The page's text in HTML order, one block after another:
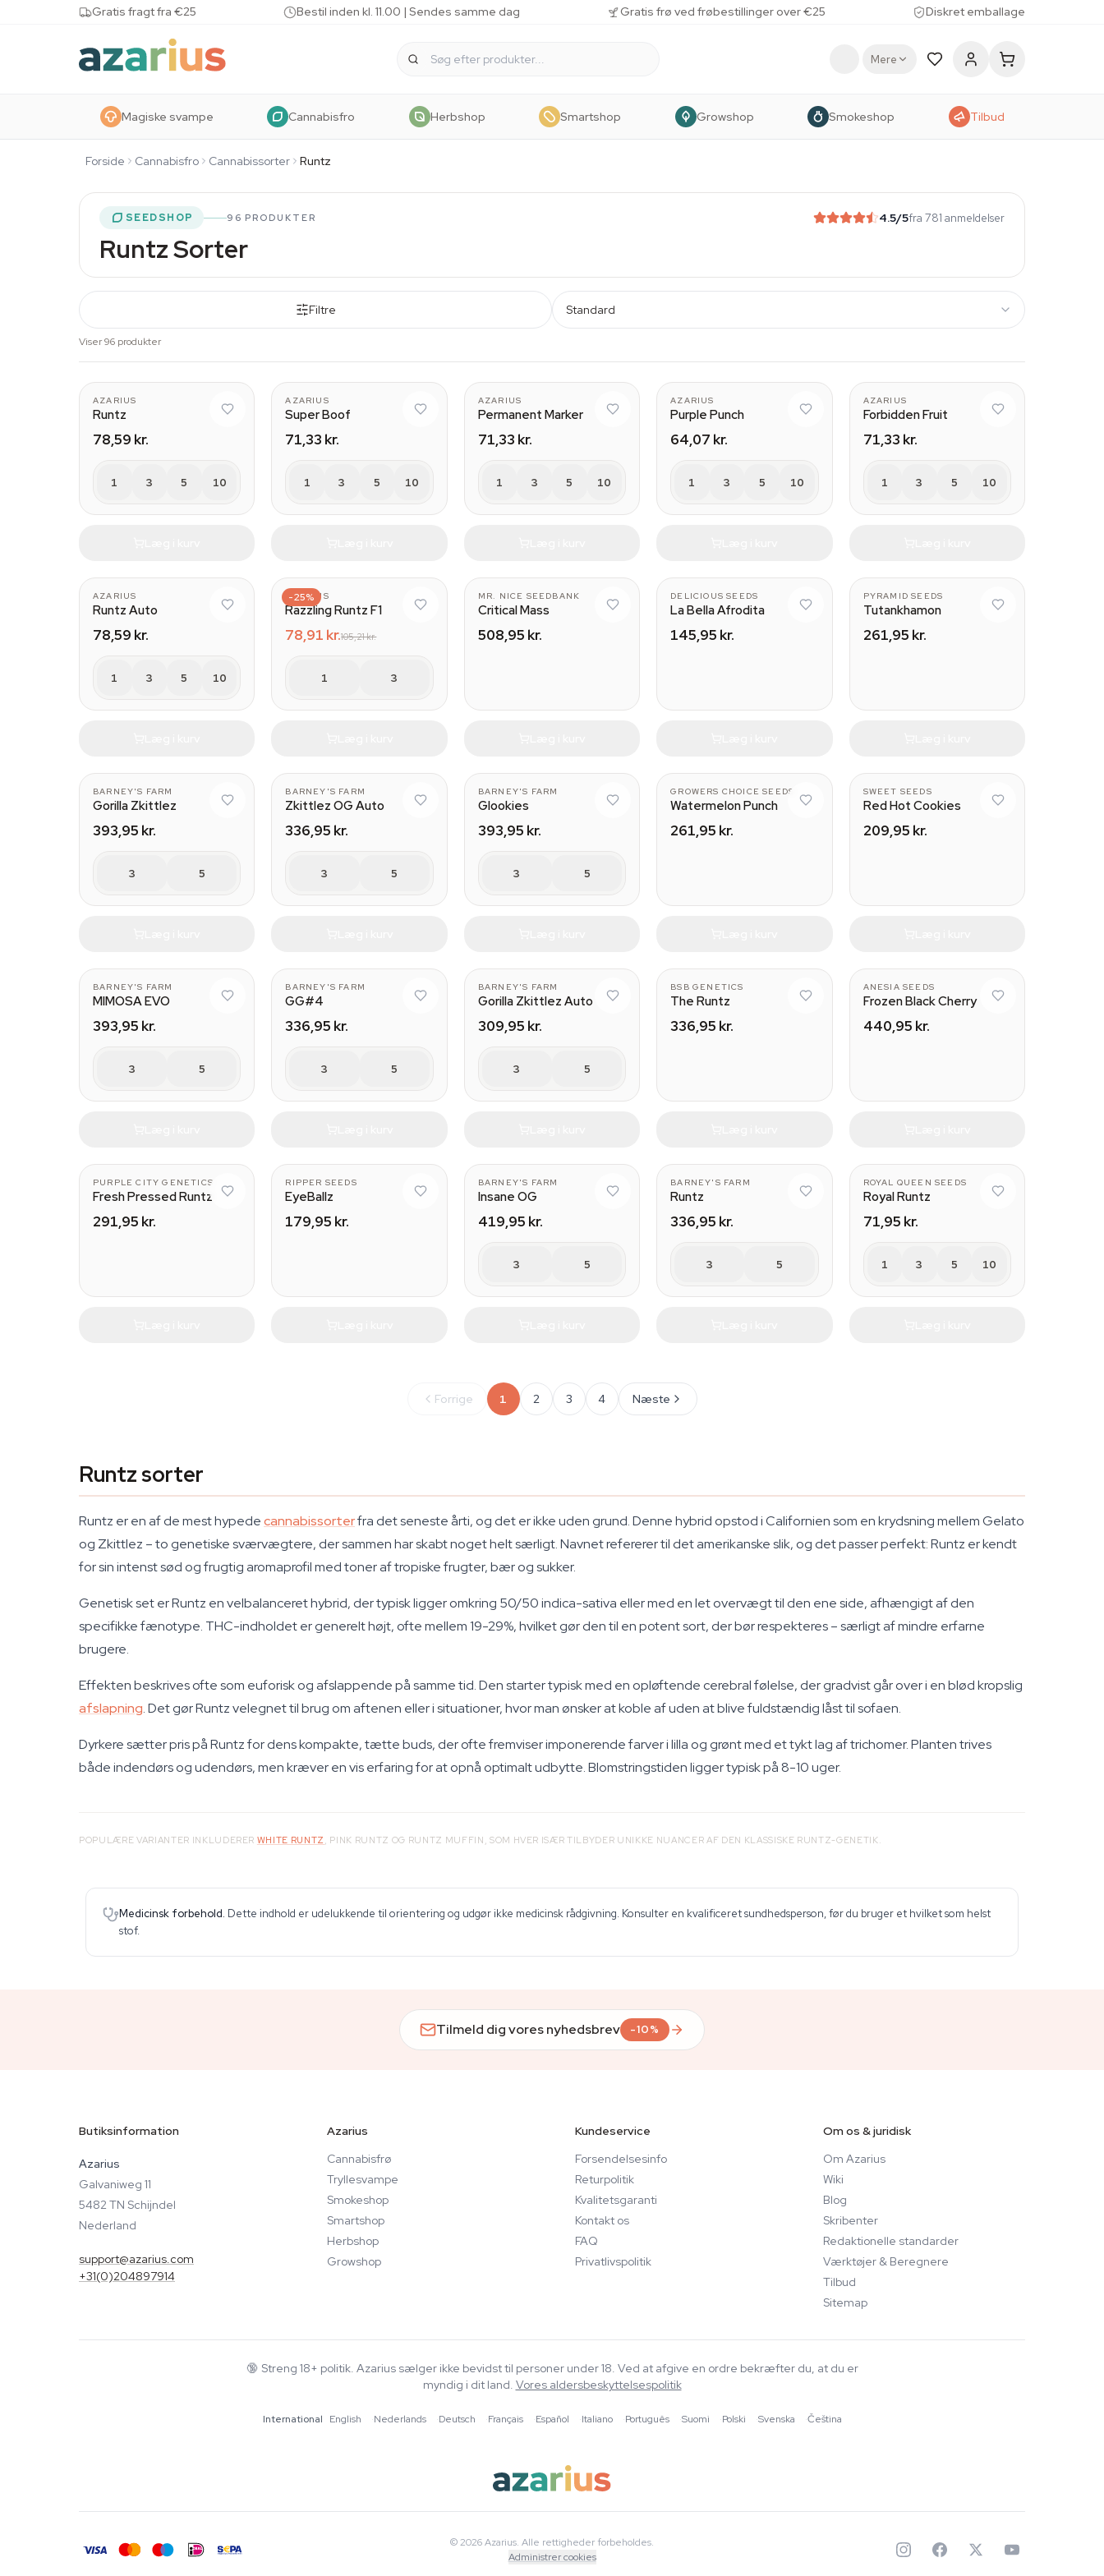
Skip to content Gratis fragt fra €25 Bestil inden kl. 11.00 | Sendes samme dag Gratis frø ved frøbestillinger over €25 Diskret emballage
Mere
Magiske svampe Cannabisfro Herbshop Smartshop Growshop Smokeshop Tilbud
Forside Cannabisfro Cannabissorter Runtz
SEEDSHOP 96 PRODUKTER 4.5/5fra 781 anmeldelser
Runtz Sorter
Filtre Standard
Viser 96 produkter
AZARIUS
Runtz
78,59 kr.
1 3 5 10
AZARIUS
Super Boof
71,33 kr.
1 3 5 10
AZARIUS
Permanent Marker
71,33 kr.
1 3 5 10
AZARIUS
Purple Punch
64,07 kr.
1 3 5 10
AZARIUS
Forbidden Fruit
71,33 kr.
1 3 5 10
AZARIUS
Runtz Auto
78,59 kr.
1 3 5 10
-25%
AZARIUS
Razzling Runtz F1
78,91 kr.105,21 kr.
1 3
MR. NICE SEEDBANK
Critical Mass
508,95 kr.
DELICIOUS SEEDS
La Bella Afrodita
145,95 kr.
PYRAMID SEEDS
Tutankhamon
261,95 kr.
BARNEY'S FARM
Gorilla Zkittlez
393,95 kr.
3 5
BARNEY'S FARM
Zkittlez OG Auto
336,95 kr.
3 5
BARNEY'S FARM
Glookies
393,95 kr.
3 5
GROWERS CHOICE SEEDS
Watermelon Punch
261,95 kr.
SWEET SEEDS
Red Hot Cookies
209,95 kr.
BARNEY'S FARM
MIMOSA EVO
393,95 kr.
3 5
BARNEY'S FARM
GG#4
336,95 kr.
3 5
BARNEY'S FARM
Gorilla Zkittlez Auto
309,95 kr.
3 5
BSB GENETICS
The Runtz
336,95 kr.
ANESIA SEEDS
Frozen Black Cherry
440,95 kr.
PURPLE CITY GENETICS
Fresh Pressed Runtz
291,95 kr.
RIPPER SEEDS
EyeBallz
179,95 kr.
BARNEY'S FARM
Insane OG
419,95 kr.
3 5
BARNEY'S FARM
Runtz
336,95 kr.
3 5
ROYAL QUEEN SEEDS
Royal Runtz
71,95 kr.
1 3 5 10
Forrige 1 2 3 4 Næste
Runtz sorter
Runtz er en af de mest hypedecannabissorterfra det seneste årti, og det er ikke uden grund. Denne hybrid opstod i Californien som en krydsning mellem Gelato
og Zkittlez – to genetiske sværvægtere, der sammen har skabt noget helt særligt. Navnet refererer til det amerikanske slik, og det passer perfekt: Runtz er kendt
for sin intenst sød og frugtig aromaprofil med toner af tropiske frugter, bær og sukker.
Genetisk set er Runtz en velbalanceret hybrid, der typisk ligger omkring 50/50 indica-sativa eller med en let overvægt til den ene side, afhængigt af den
specifikke fænotype. THC-indholdet er generelt højt, ofte mellem 19-29%, hvilket gør den til en potent sort, der bør respekteres – særligt af mindre erfarne
brugere.
Effekten beskrives ofte som euforisk og afslappende på samme tid. Den starter typisk med en opløftende cerebral følelse, der gradvist går over i en blød kropslig
afslapning. Det gør Runtz velegnet til brug om aftenen eller i situationer, hvor man ønsker at koble af uden at blive fuldstændig låst til sofaen.
Dyrkere sætter pris på Runtz for dens kompakte, tætte buds, der ofte fremviser imponerende farver i lilla og grønt med et tykt lag af trichomer. Planten trives
både indendørs og udendørs, men kræver en vis erfaring for at opnå optimalt udbytte. Blomstringstiden ligger typisk på 8-10 uger.
POPULÆRE VARIANTER INKLUDERER WHITE RUNTZ , PINK RUNTZ OG RUNTZ MUFFIN, SOM HVER ISÆR TILBYDER UNIKKE NUANCER AF DEN KLASSISKE RUNTZ-GENETIK.
Medicinsk forbehold. Dette indhold er udelukkende til orientering og udgør ikke medicinsk rådgivning. Konsulter en kvalificeret sundhedsperson, før du bruger et hvilket som helst
stof.
Tilmeld dig vores nyhedsbrev -10%
Butiksinformation
Azarius
Galvaniweg 11
5482 TN Schijndel
Nederland
support@azarius.com
+31(0)204897914
Azarius
Cannabisfrø
Tryllesvampe
Smokeshop
Smartshop
Herbshop
Growshop
Kundeservice
Forsendelsesinfo
Returpolitik
Kvalitetsgaranti
Kontakt os
FAQ
Privatlivspolitik
Om os & juridisk
Om Azarius
Wiki
Blog
Skribenter
Redaktionelle standarder
Værktøjer & Beregnere
Tilbud
Sitemap
🔞 Streng 18+ politik. Azarius sælger ikke bevidst til personer under 18. Ved at afgive en ordre bekræfter du, at du er
myndig i dit land. Vores aldersbeskyttelsespolitik
International English ·Nederlands ·Deutsch ·Français ·Español ·Italiano ·Português ·Suomi ·Polski ·Svenska ·Čeština
© 2026 Azarius. Alle rettigheder forbeholdes.
Administrer cookies
✦